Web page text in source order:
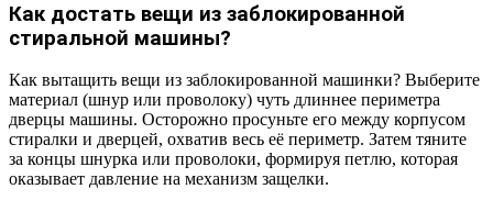
Как достать вещи из заблокированной
стиральной машины?
Как вытащить вещи из заблокированной машинки? Выберите
материал (шнур или проволоку) чуть длиннее периметра
дверцы машины. Осторожно просуньте его между корпусом
стиралки и дверцей, охватив весь её периметр. Затем тяните
за концы шнурка или проволоки, формируя петлю, которая
оказывает давление на механизм защелки.